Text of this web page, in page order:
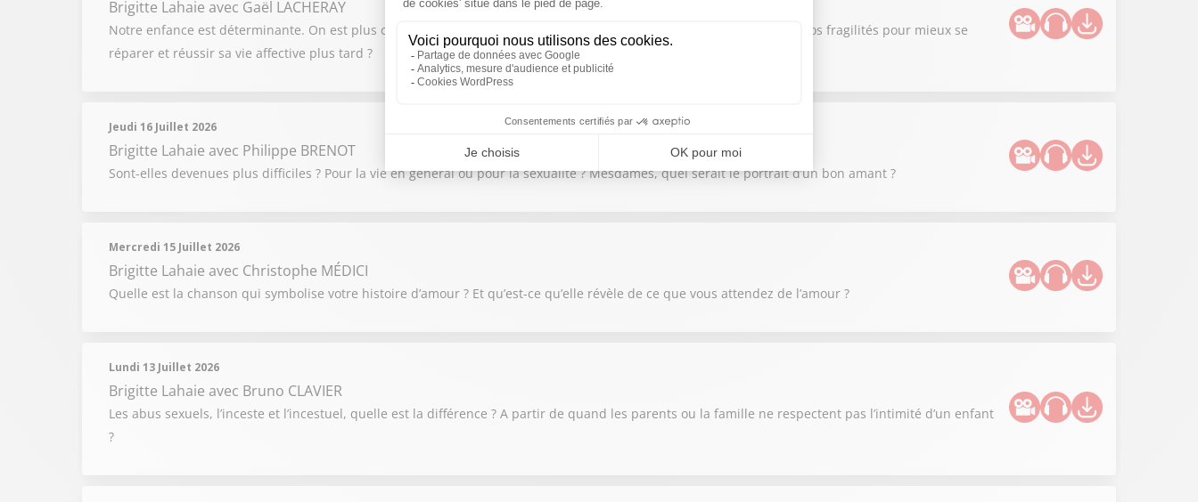
Brigitte Lahaie avec Gaël LACHERAY
Notre enfance est déterminante. On est plus ou moins construit ou déconstruit ! Comment comprendre nos failles, nos fragilités pour mieux se
réparer et réussir sa vie affective plus tard ?
Jeudi 16 Juillet 2026
Brigitte Lahaie avec Philippe BRENOT
Sont-elles devenues plus difficiles ? Pour la vie en général ou pour la sexualité ? Mesdames, quel serait le portrait d’un bon amant ?
Mercredi 15 Juillet 2026
Brigitte Lahaie avec Christophe MÉDICI
Quelle est la chanson qui symbolise votre histoire d’amour ? Et qu’est-ce qu’elle révèle de ce que vous attendez de l’amour ?
Lundi 13 Juillet 2026
Brigitte Lahaie avec Bruno CLAVIER
Les abus sexuels, l’inceste et l’incestuel, quelle est la différence ? A partir de quand les parents ou la famille ne respectent pas l’intimité d’un enfant
?